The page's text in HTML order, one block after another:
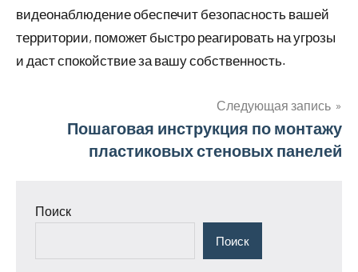
видеонаблюдение обеспечит безопасность вашей
территории, поможет быстро реагировать на угрозы
и даст спокойствие за вашу собственность.
Навигация
Следующая запись
Пошаговая инструкция по монтажу
пластиковых стеновых панелей
Поиск
Поиск